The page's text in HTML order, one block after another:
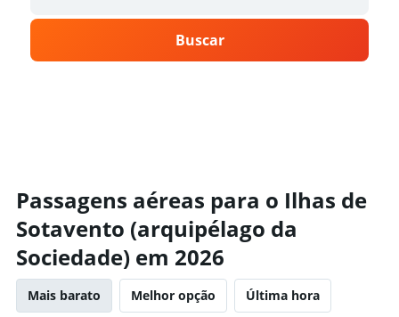
Buscar
Passagens aéreas para o Ilhas de
Sotavento (arquipélago da
Sociedade) em 2026
Mais barato Melhor opção Última hora